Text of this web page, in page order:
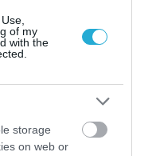
of my
with the
storage
on web or
την κούραση;